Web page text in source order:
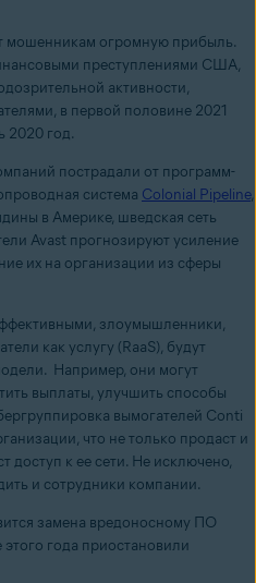
мошенникам огромную прибыль.
преступлениями США,
активности,
в первой половине 2021
2020 год.
пострадали от программ-
система Colonial Pipeline,
в Америке, шведская сеть
Avast прогнозируют усиление
их на организации из сферы
злоумышленники,
как услугу (RaaS), будут
Например, они могут
выплаты, улучшить способы
вымогателей Conti
что не только продаст и
доступ к ее сети. Не исключено,
и сотрудники компании.
замена вредоносному ПО
года приостановили